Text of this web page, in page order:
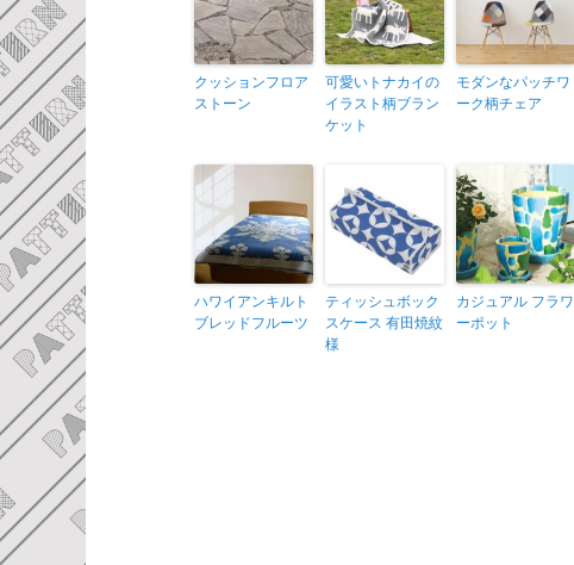
クッションフロア
ストーン
可愛いトナカイの
イラスト柄ブラン
ケット
モダンなパッチワ
ーク柄チェア
ハワイアンキルト
ブレッドフルーツ
ティッシュボック
スケース 有田焼紋
様
カジュアル フラワ
ーポット